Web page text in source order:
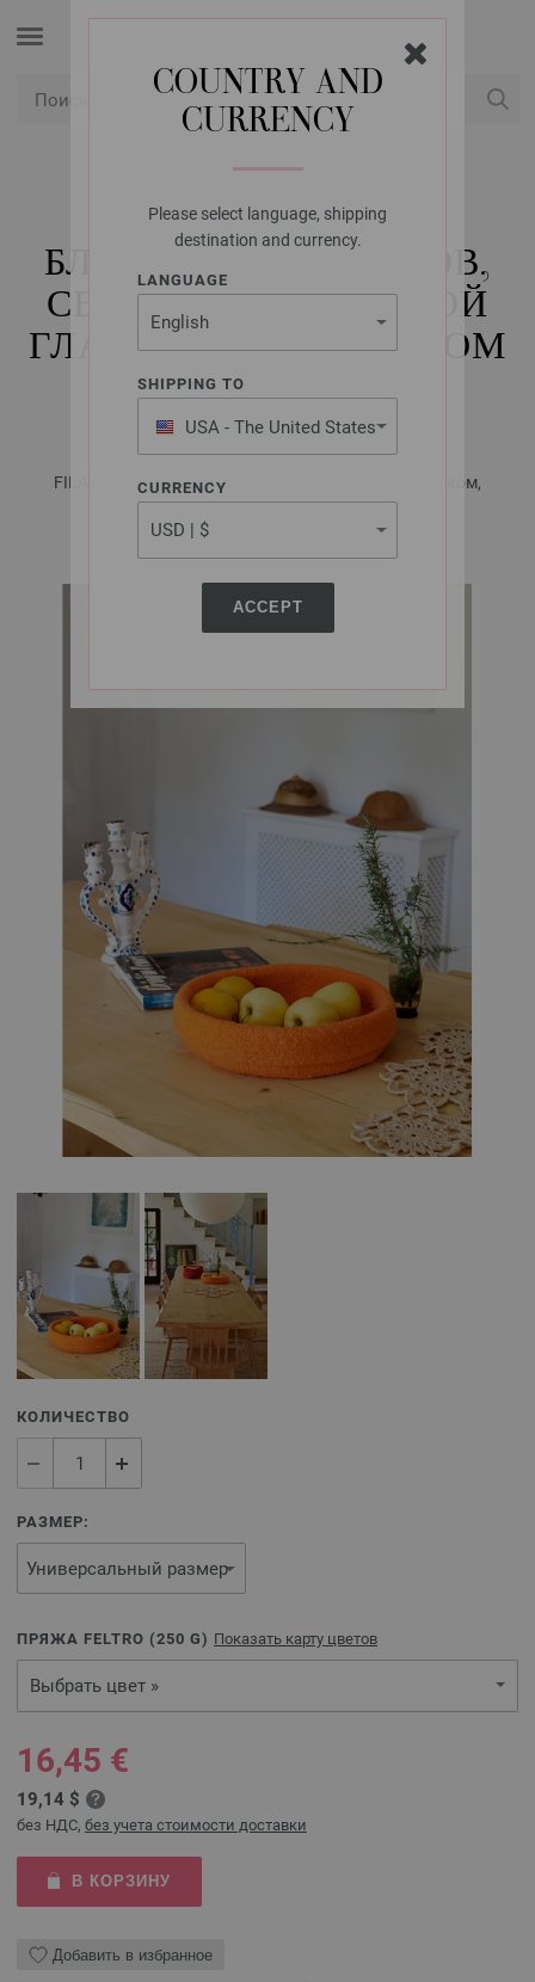
COUNTRY AND
CURRENCY
Please select language, shipping
destination and currency.
LANGUAGE
SHIPPING TO
USA - The United States
of America
CURRENCY
ACCEPT
LANA GROSSA
БЛЮДО ДЛЯ ФРУКТОВ,
СВЯЗАННОЕ ЛИЦЕВОЙ
ГЛАДЬЮ, С ОТВОРОТОМ
FELTRO
FILATI Handstrick No. 75 (Home) - Журнал на немецком,
инструкции на русском языке | Модель 21
КОЛИЧЕСТВО
РАЗМЕР:
ПРЯЖА FELTRO (250 G) Показать карту цветов
Выбрать цвет »
16,45 €
19,14 $
без НДС, без учета стоимости доставки
В КОРЗИНУ
Добавить в избранное